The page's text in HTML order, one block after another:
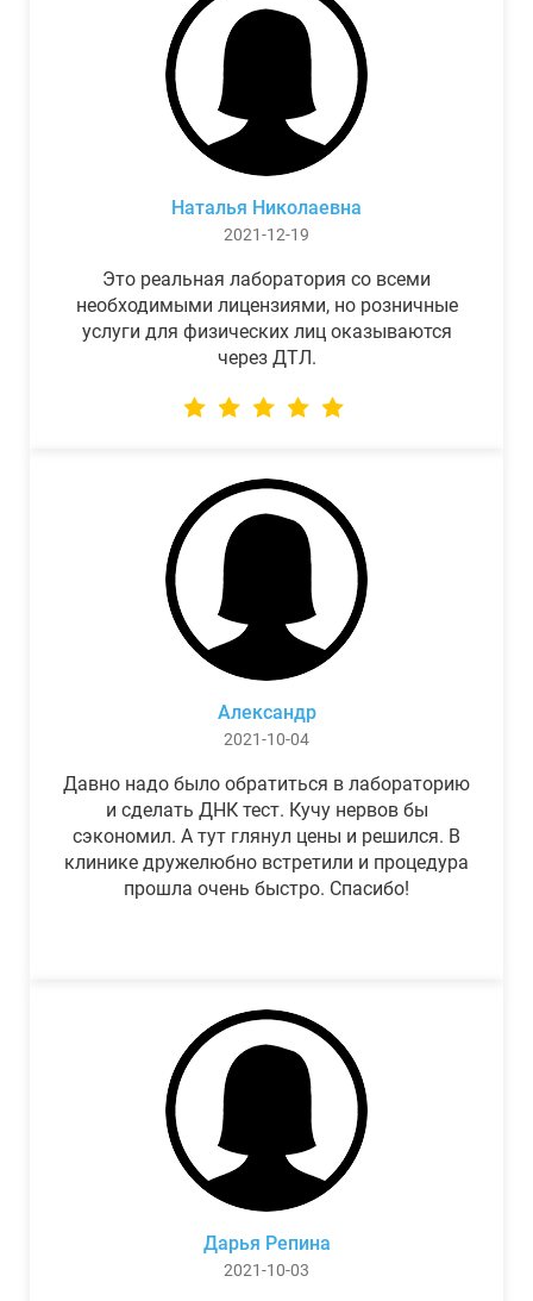
Наталья Николаевна
2021-12-19
Это реальная лаборатория со всеми
необходимыми лицензиями, но розничные
услуги для физических лиц оказываются
через ДТЛ.
Александр
2021-10-04
Давно надо было обратиться в лабораторию
и сделать ДНК тест. Кучу нервов бы
сэкономил. А тут глянул цены и решился. В
клинике дружелюбно встретили и процедура
прошла очень быстро. Спасибо!
Дарья Репина
2021-10-03